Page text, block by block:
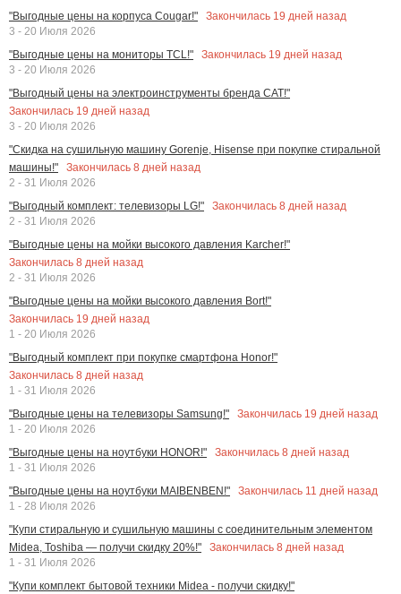
"Выгодные цены на корпуса Cougar!"
Закончилась 19 дней назад
3 - 20 Июля 2026
"Выгодные цены на мониторы TCL!"
Закончилась 19 дней назад
3 - 20 Июля 2026
"Выгодный цены на электроинструменты бренда CAT!"
Закончилась 19 дней назад
3 - 20 Июля 2026
"Скидка на сушильную машину Gorenje, Hisense при покупке стиральной
машины!"
Закончилась 8 дней назад
2 - 31 Июля 2026
"Выгодный комплект: телевизоры LG!"
Закончилась 8 дней назад
2 - 31 Июля 2026
"Выгодные цены на мойки высокого давления Karcher!"
Закончилась 8 дней назад
2 - 31 Июля 2026
"Выгодные цены на мойки высокого давления Bort!"
Закончилась 19 дней назад
1 - 20 Июля 2026
"Выгодный комплект при покупке смартфона Honor!"
Закончилась 8 дней назад
1 - 31 Июля 2026
"Выгодные цены на телевизоры Samsung!"
Закончилась 19 дней назад
1 - 20 Июля 2026
"Выгодные цены на ноутбуки HONOR!"
Закончилась 8 дней назад
1 - 31 Июля 2026
"Выгодные цены на ноутбуки MAIBENBEN!"
Закончилась 11 дней назад
1 - 28 Июля 2026
"Купи стиральную и сушильную машины с соединительным элементом
Midea, Toshiba — получи скидку 20%!"
Закончилась 8 дней назад
1 - 31 Июля 2026
"Купи комплект бытовой техники Midea - получи скидку!"